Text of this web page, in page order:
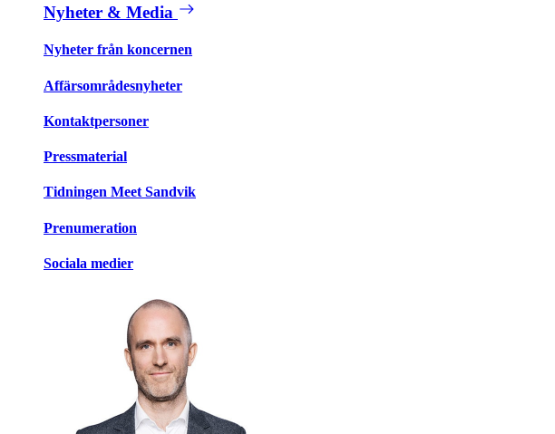
Nyheter & Media
Nyheter från koncernen
Affärsområdesnyheter
Kontaktpersoner
Pressmaterial
Tidningen Meet Sandvik
Prenumeration
Sociala medier